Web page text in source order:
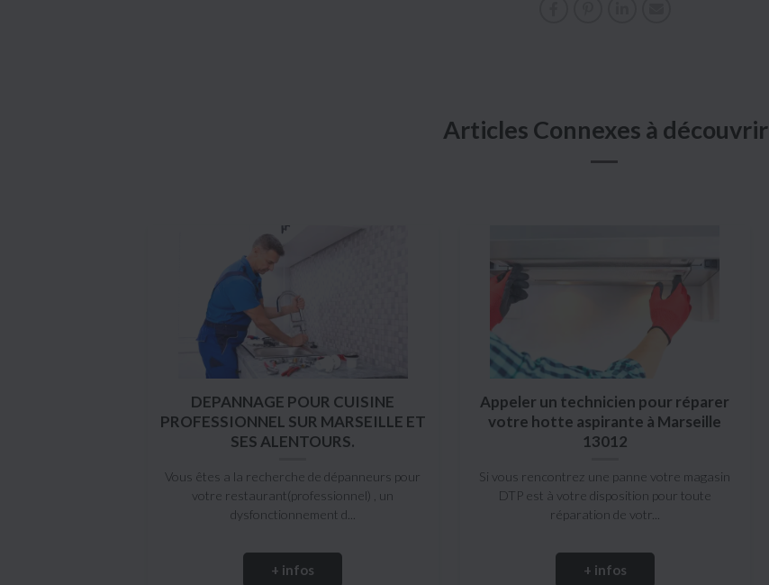
Articles Connexes à découvrir
DEPANNAGE POUR CUISINE
PROFESSIONNEL SUR MARSEILLE ET
SES ALENTOURS.
Vous êtes a la recherche de dépanneurs pour
votre restaurant(professionnel) , un
dysfonctionnement d...
+ infos
Appeler un technicien pour réparer
votre hotte aspirante à Marseille
13012
Si vous rencontrez une panne votre magasin
DTP est à votre disposition pour toute
réparation de votr...
+ infos